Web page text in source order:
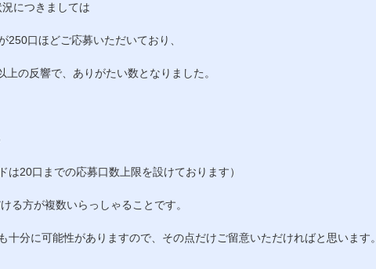
につきましては
口ほどご応募いただいており、
の反響で、ありがたい数となりました。
は20口までの応募口数上限を設けております）
る方が複数いらっしゃることです。
十分に可能性がありますので、その点だけご留意いただければと思います。